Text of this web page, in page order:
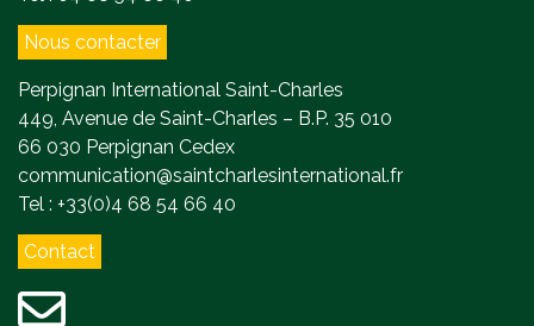
Nous contacter
Perpignan International Saint-Charles
449, Avenue de Saint-Charles – B.P. 35 010
66 030 Perpignan Cedex
communication@saintcharlesinternational.fr
Tel : +33(0)4 68 54 66 40
Contact